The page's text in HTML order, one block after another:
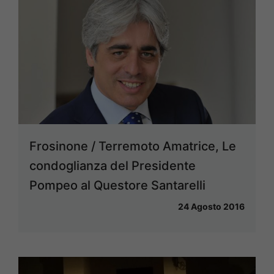
Frosinone / Terremoto Amatrice, Le
condoglianza del Presidente
Pompeo al Questore Santarelli
24 Agosto 2016